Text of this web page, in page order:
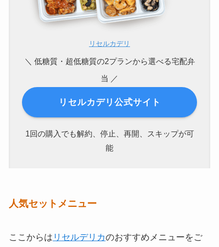
リセルカデリ
＼ 低糖質・超低糖質の2プランから選べる宅配弁
当 ／
リセルカデリ公式サイト
1回の購入でも解約、停止、再開、スキップが可
能
人気セットメニュー
ここからは リセルデリカのおすすめメニューをご